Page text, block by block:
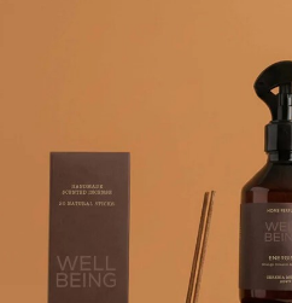
максимальную
переработки. НЕ содержат
сертифицировано в ISS.
машины,
и поместите ее в сушилку.
при последнем полоскании в